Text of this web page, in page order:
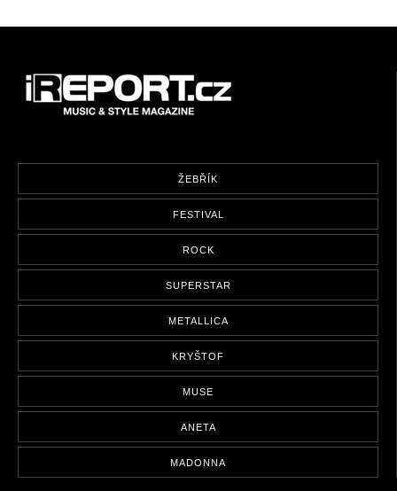
ŽEBŘÍK
FESTIVAL
ROCK
SUPERSTAR
METALLICA
KRYŠTOF
MUSE
ANETA
MADONNA